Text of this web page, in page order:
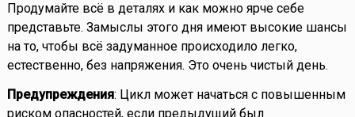
Продумайте всё в деталях и как можно ярче себе
представьте. Замыслы этого дня имеют высокие шансы
на то, чтобы всё задуманное происходило легко,
естественно, без напряжения. Это очень чистый день.
Предупреждения: Цикл может начаться с повышенным
риском опасностей, если предыдущий был